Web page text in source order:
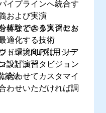
イプラインへ統合す
析などのタスクにお
適化する技術
ド環境向けに、リア
ンピュータビジョン
築法
および実演
体験できる実習セッ
ョン／NLP利用シー
設計演習
合わせてカスタマイ
わせいただければ調